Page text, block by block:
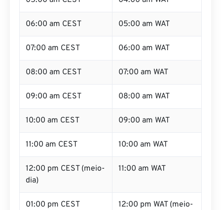
06:00 am CEST 05:00 am WAT
07:00 am CEST 06:00 am WAT
08:00 am CEST 07:00 am WAT
09:00 am CEST 08:00 am WAT
10:00 am CEST 09:00 am WAT
11:00 am CEST 10:00 am WAT
12:00 pm CEST (meio-
dia)
11:00 am WAT
01:00 pm CEST
12:00 pm WAT (meio-